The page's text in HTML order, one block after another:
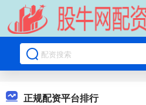
正规配资平台排行